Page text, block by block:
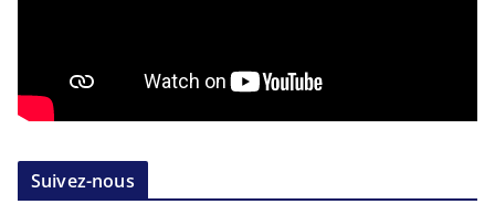
Suivez-nous